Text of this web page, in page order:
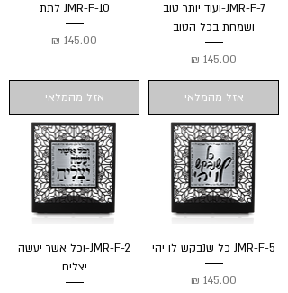
JMR-F-7-ועוד יותר טוב
ושמחת בכל הטוב
מחיר
אזל מהמלאי
JMR-F-10 לתת
מחיר
אזל מהמלאי
JMR-F-5 כל שנבקש לו יהי
מחיר
JMR-F-2-וכל אשר יעשה
יצליח